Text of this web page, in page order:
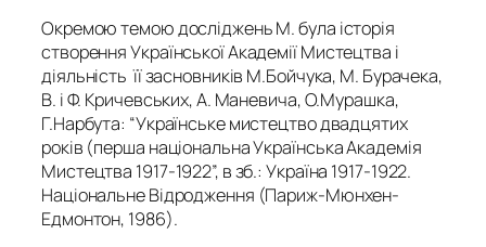
Окремою темою досліджень М. була історія
створення Української Академії Мистецтва і
діяльність її засновників М.Бойчука, М. Бурачека,
В. і Ф. Кричевських, А. Маневича, О.Мурашка,
Г.Нарбута: “Українське мистецтво двадцятих
років (перша національна Українська Академія
Мистецтва 1917-1922”, в зб.: Україна 1917-1922.
Національне Відродження (Париж-Мюнхен-
Едмонтон, 1986).